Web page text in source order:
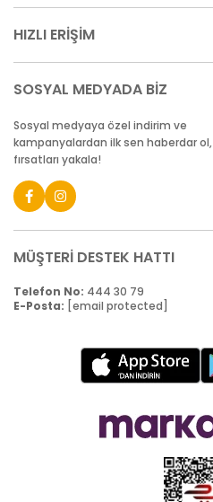
HIZLI ERİŞİM
SOSYAL MEDYADA BİZ
Sosyal medyaya özel indirim ve
kampanyalardan ilk sen haberdar ol,
fırsatları yakala!
MÜŞTERİ DESTEK HATTI
Telefon No: 444 30 79
E-Posta: [email protected]